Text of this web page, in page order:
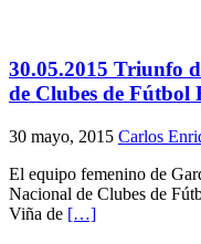
30.05.2015 Triunfo
de Clubes de Fútbol
30 mayo, 2015 Carlos
El equipo femenino de
Nacional de Clubes de
Viña de […]